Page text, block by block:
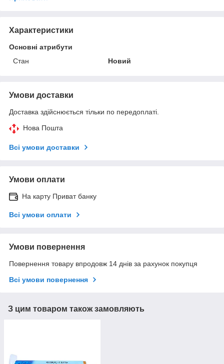
Характеристики
Основні атрибути
Стан
Новий
Умови доставки
Доставка здійснюється тільки по передоплаті.
Нова Пошта
Всі умови доставки
Умови оплати
На карту Приват банку
Всі умови оплати
Умови повернення
Повернення товару впродовж 14 днів за рахунок покупця
Всі умови повернення
З цим товаром також замовляють